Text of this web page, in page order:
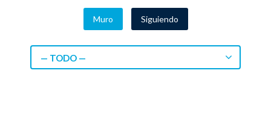
Muro Siguiendo
— TODO —